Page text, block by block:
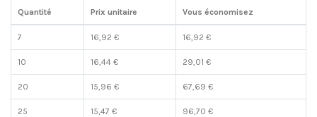
Quantité Prix unitaire Vous économisez
7 16,92 € 16,92 €
10 16,44 € 29,01 €
20 15,96 € 67,69 €
25 15,47 € 96,70 €